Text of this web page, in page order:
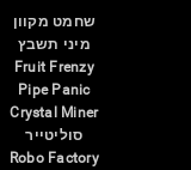
שחמט מקוון
מיני תשבץ
Fruit Frenzy
Pipe Panic
Crystal Miner
סוליטייר
Robo Factory